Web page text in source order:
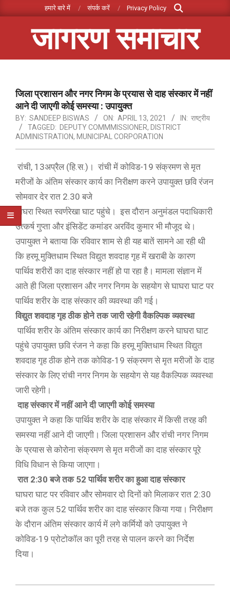
to
हमारे बारे में संपर्क करें Privacy Policy
Search
जागरण समाचार
Menuजिला प्रशासन और नगर निगम के प्रयास से दाह संस्कार में नहीं
आने दी जाएगी कोई समस्या : उपायुक्त
BY: SANDEEP BISWAS ON: APRIL 13, 2021 IN: राष्ट्रीय
TAGGED: DEPUTY COMMMISSIONER, DISTRICT
ADMINISTRATION, MUNICIPAL CORPORATION
रांची, 13अप्रैल (हि.स.)। रांची में कोविड-19 संक्रमण से मृत
मरीजों के अंतिम संस्कार कार्य का निरीक्षण करने उपायुक्त छवि रंजन
सोमवार देर रात 2.30 बजे
घाघरा स्थित स्वर्णरेखा घाट पहुंचे। इस दौरान अनुमंडल पदाधिकारी
उत्कर्ष गुप्ता और इंसिडेंट कमांडर अरविंद कुमार भी मौजूद थे।
उपायुक्त ने बताया कि रविवार शाम से ही यह बातें सामने आ रही थी
कि हरमू मुक्तिधाम स्थित विद्युत शवदाह गृह में खराबी के कारण
पार्थिव शरीरों का दाह संस्कार नहीं हो पा रहा है। मामला संज्ञान में
आते ही जिला प्रशासन और नगर निगम के सहयोग से घाघरा घाट पर
पार्थिव शरीर के दाह संस्कार की व्यवस्था की गई।
विद्युत शवदाह गृह ठीक होने तक जारी रहेगी वैकल्पिक व्यवस्था
पार्थिव शरीर के अंतिम संस्कार कार्य का निरीक्षण करने घाघरा घाट
पहुंचे उपायुक्त छवि रंजन ने कहा कि हरमू मुक्तिधाम स्थित विद्युत
शवदाह गृह ठीक होने तक कोविड-19 संक्रमण से मृत मरीजों के दाह
संस्कार के लिए रांची नगर निगम के सहयोग से यह वैकल्पिक व्यवस्था
जारी रहेगी।
दाह संस्कार में नहीं आने दी जाएगी कोई समस्या
उपायुक्त ने कहा कि पार्थिव शरीर के दाह संस्कार में किसी तरह की
समस्या नहीं आने दी जाएगी। जिला प्रशासन और रांची नगर निगम
के प्रयास से कोरोना संक्रमण से मृत मरीजों का दाह संस्कार पूरे
विधि विधान से किया जाएगा।
रात 2:30 बजे तक 52 पार्थिव शरीर का हुआ दाह संस्कार
घाघरा घाट पर रविवार और सोमवार दो दिनों को मिलाकर रात 2:30
बजे तक कुल 52 पार्थिव शरीर का दाह संस्कार किया गया। निरीक्षण
के दौरान अंतिम संस्कार कार्य में लगे कर्मियों को उपायुक्त ने
कोविड-19 प्रोटोकॉल का पूरी तरह से पालन करने का निर्देश
दिया।